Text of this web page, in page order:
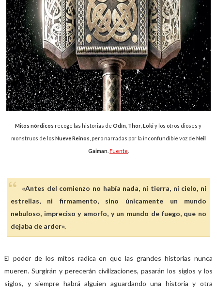
Mitos nórdicos recoge las historias deOdín Thor ,Lokiy los otros dioses y
monstruos de los Nueve Reinos , pero narradas por la inconfundible voz de Neil
Gaiman Fuente
«Antes del comienzo no había nada, ni tierra, ni cielo, ni
estrellas, ni firmamento, sino únicamente un mundo
nebuloso, impreciso y amorfo, y un mundo de fuego, que no
dejaba de arder».
El poder de los mitos radica en que las grandes historias nunca
mueren. Surgirán y perecerán civilizaciones, pasarán los siglos y los
siglos, y siempre habrá alguien aguardando una historia y otra